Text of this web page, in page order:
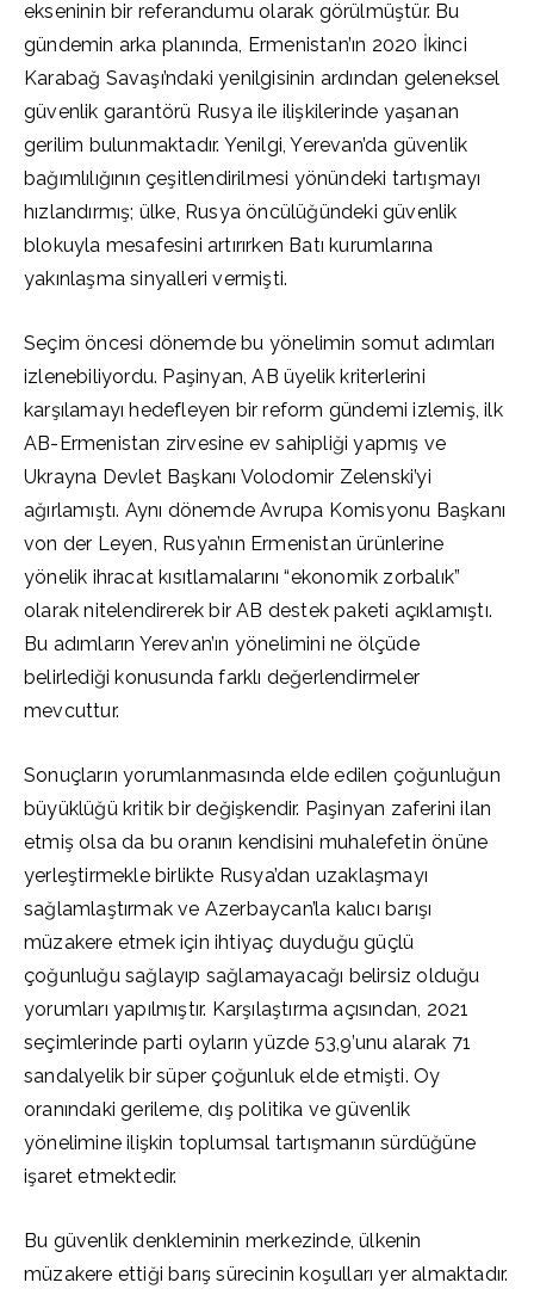
ekseninin bir referandumu olarak görülmüştür. Bu
gündemin arka planında, Ermenistan’ın 2020 İkinci
Karabağ Savaşı’ndaki yenilgisinin ardından geleneksel
güvenlik garantörü Rusya ile ilişkilerinde yaşanan
gerilim bulunmaktadır. Yenilgi, Yerevan’da güvenlik
bağımlılığının çeşitlendirilmesi yönündeki tartışmayı
hızlandırmış; ülke, Rusya öncülüğündeki güvenlik
blokuyla mesafesini artırırken Batı kurumlarına
yakınlaşma sinyalleri vermişti.
Seçim öncesi dönemde bu yönelimin somut adımları
izlenebiliyordu. Paşinyan, AB üyelik kriterlerini
karşılamayı hedefleyen bir reform gündemi izlemiş, ilk
AB-Ermenistan zirvesine ev sahipliği yapmış ve
Ukrayna Devlet Başkanı Volodomir Zelenski’yi
ağırlamıştı. Aynı dönemde Avrupa Komisyonu Başkanı
von der Leyen, Rusya’nın Ermenistan ürünlerine
yönelik ihracat kısıtlamalarını “ekonomik zorbalık”
olarak nitelendirerek bir AB destek paketi açıklamıştı.
Bu adımların Yerevan’ın yönelimini ne ölçüde
belirlediği konusunda farklı değerlendirmeler
mevcuttur.
Sonuçların yorumlanmasında elde edilen çoğunluğun
büyüklüğü kritik bir değişkendir. Paşinyan zaferini ilan
etmiş olsa da bu oranın kendisini muhalefetin önüne
yerleştirmekle birlikte Rusya’dan uzaklaşmayı
sağlamlaştırmak ve Azerbaycan’la kalıcı barışı
müzakere etmek için ihtiyaç duyduğu güçlü
çoğunluğu sağlayıp sağlamayacağı belirsiz olduğu
yorumları yapılmıştır. Karşılaştırma açısından, 2021
seçimlerinde parti oyların yüzde 53,9’unu alarak 71
sandalyelik bir süper çoğunluk elde etmişti. Oy
oranındaki gerileme, dış politika ve güvenlik
yönelimine ilişkin toplumsal tartışmanın sürdüğüne
işaret etmektedir.
Bu güvenlik denkleminin merkezinde, ülkenin
müzakere ettiği barış sürecinin koşulları yer almaktadır.